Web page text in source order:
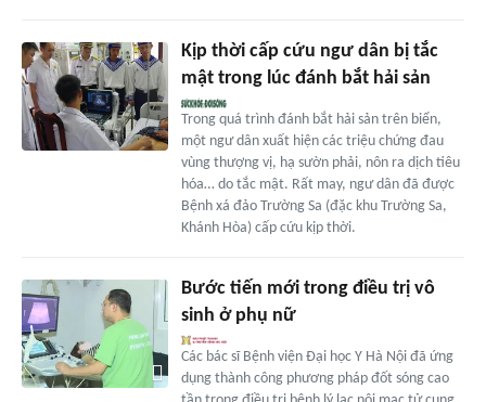
Kịp thời cấp cứu ngư dân bị tắc
mật trong lúc đánh bắt hải sản
Trong quá trình đánh bắt hải sản trên biển,
một ngư dân xuất hiện các triệu chứng đau
vùng thượng vị, hạ sườn phải, nôn ra dịch tiêu
hóa… do tắc mật. Rất may, ngư dân đã được
Bệnh xá đảo Trường Sa (đặc khu Trường Sa,
Khánh Hòa) cấp cứu kịp thời.
Bước tiến mới trong điều trị vô
sinh ở phụ nữ
Các bác sĩ Bệnh viện Đại học Y Hà Nội đã ứng
dụng thành công phương pháp đốt sóng cao